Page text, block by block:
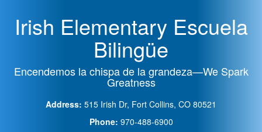
Irish Elementary Escuela
Bilingüe
Encendemos la chispa de la grandeza—We Spark
Greatness
Address: 515 Irish Dr, Fort Collins, CO 80521
Phone: 970-488-6900